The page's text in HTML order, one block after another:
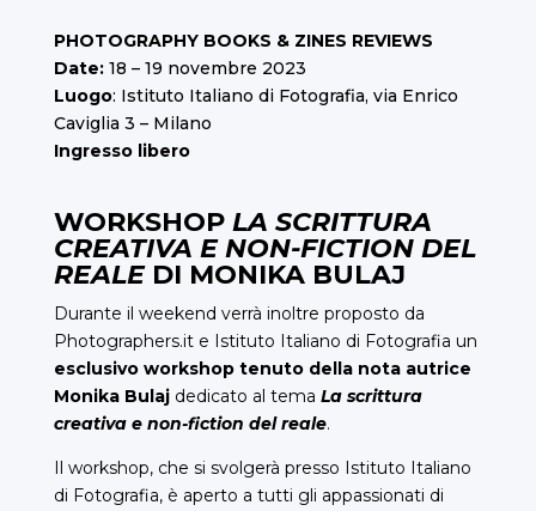
PHOTOGRAPHY BOOKS & ZINES REVIEWS
Date: 18 – 19 novembre 2023
Luogo: Istituto Italiano di Fotografia, via Enrico
Caviglia 3 – Milano
Ingresso libero
WORKSHOP LA SCRITTURA
CREATIVA E NON-FICTION DEL
REALEDI MONIKA BULAJ
Durante il weekend verrà inoltre proposto da
Photographers.it e Istituto Italiano di Fotografia un
esclusivo workshop tenuto della nota autrice
Monika Bulaj dedicato al tema La scrittura
creativa e non-fiction del reale.
Il workshop, che si svolgerà presso Istituto Italiano
di Fotografia, è aperto a tutti gli appassionati di